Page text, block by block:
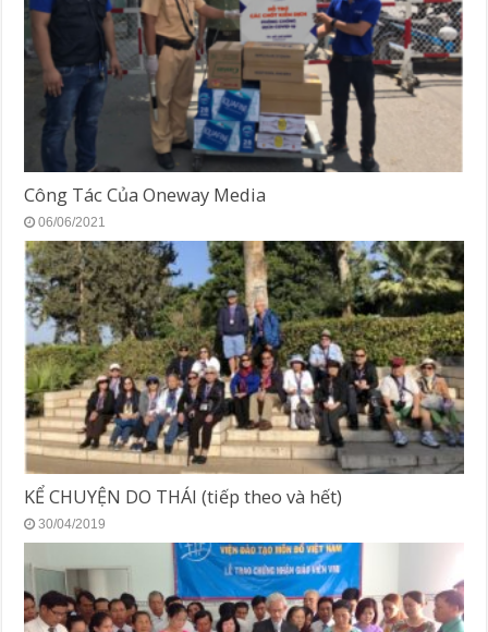
Công Tác Của Oneway Media
06/06/2021
KỂ CHUYỆN DO THÁI (tiếp theo và hết)
30/04/2019